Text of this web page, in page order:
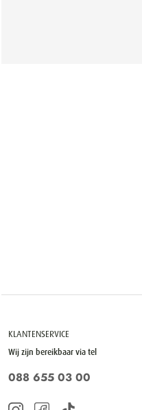
KLANTENSERVICE
Wij zijn bereikbaar via tel
088 655 03 00